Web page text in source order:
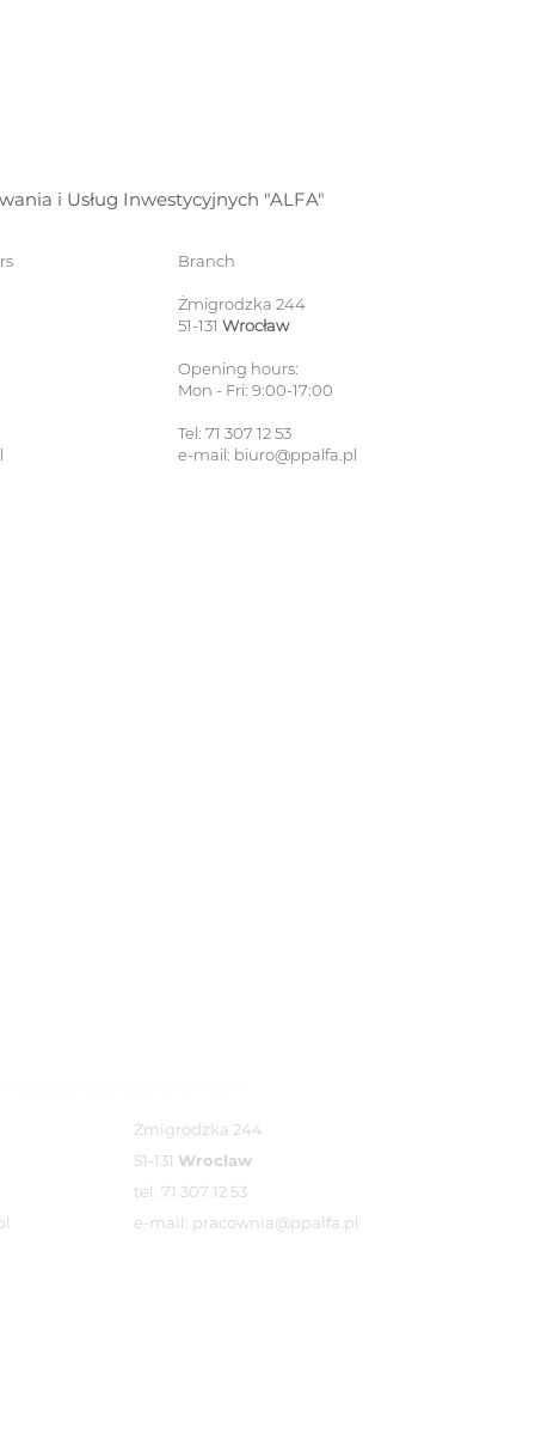
i Usług Inwestycyjnych "ALFA"
Branch
Żmigrodzka 244
51-131 Wrocław
Opening hours:
Mon - Fri: 9:00-17:00
Tel: 71 307 12 53
e-mail: biuro@ppalfa.pl
Żmigrodzka 244
51-131 Wroclaw
tel. 71 307 12 53
e-mail: pracownia@ppalfa.pl